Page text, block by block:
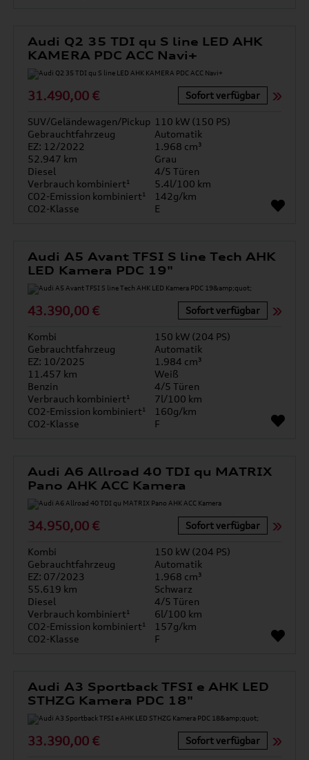
Audi Q2 35 TDI qu S line LED AHK
KAMERA PDC ACC Navi+
31.490,00 € Sofort verfügbar
SUV/Geländewagen/Pickup 110 kW (150 PS)
Gebrauchtfahrzeug
Automatik
EZ: 12/2022
1.968 cm³
52.947 km
Grau
Diesel
4/5 Türen
Verbrauch kombiniert¹
5.4l/100 km
CO2-Emission kombiniert¹
142g/km
CO2-Klasse
E
Audi A5 Avant TFSI S line Tech AHK
LED Kamera PDC 19"
43.390,00 € Sofort verfügbar
Kombi
150 kW (204 PS)
Gebrauchtfahrzeug
Automatik
EZ: 10/2025
1.984 cm³
11.457 km
Weiß
Benzin
4/5 Türen
Verbrauch kombiniert¹
7l/100 km
CO2-Emission kombiniert¹
160g/km
CO2-Klasse
F
Audi A6 Allroad 40 TDI qu MATRIX
Pano AHK ACC Kamera
34.950,00 € Sofort verfügbar
Kombi
150 kW (204 PS)
Gebrauchtfahrzeug
Automatik
EZ: 07/2023
1.968 cm³
55.619 km
Schwarz
Diesel
4/5 Türen
Verbrauch kombiniert¹
6l/100 km
CO2-Emission kombiniert¹
157g/km
CO2-Klasse
F
Audi A3 Sportback TFSI e AHK LED
STHZG Kamera PDC 18"
33.390,00 € Sofort verfügbar